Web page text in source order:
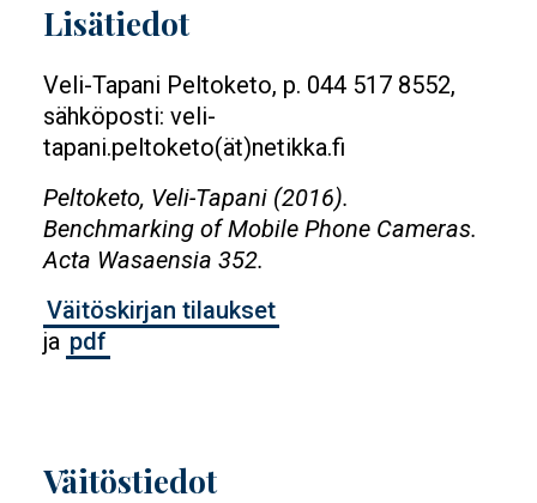
Lisätiedot
Veli-Tapani Peltoketo, p. 044 517 8552,
sähköposti: veli-
tapani.peltoketo(ät)netikka.fi
Peltoketo, Veli-Tapani (2016).
Benchmarking of Mobile Phone Cameras.
Acta Wasaensia 352.
Väitöskirjan tilaukset
ja pdf
Väitöstiedot